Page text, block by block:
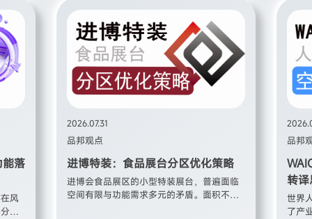
落
风
展
2026.07.31
品邦观点
进博特装：食品展台分区优化策略
进博会食品展区的小型特装展台，普遍面临
空间有限与功能需求多元的矛盾。面积不
品邦
转
世界
了产